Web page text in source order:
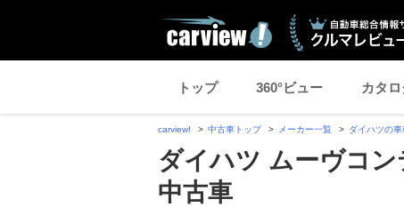
トップ 360°ビュー カタ
carview! 中古車トップ メーカー一覧 ダイハツの
ダイハツ ムーヴコ
中古車